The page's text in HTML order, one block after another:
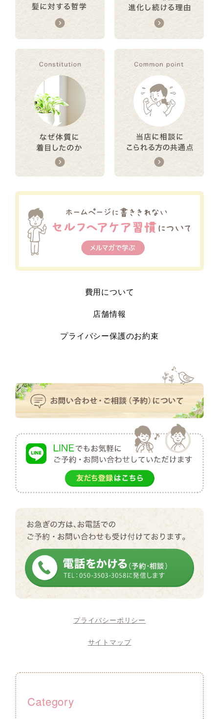
費用について
店舗情報
プライバシー保護のお約束
プライバシーポリシー
サイトマップ
Category